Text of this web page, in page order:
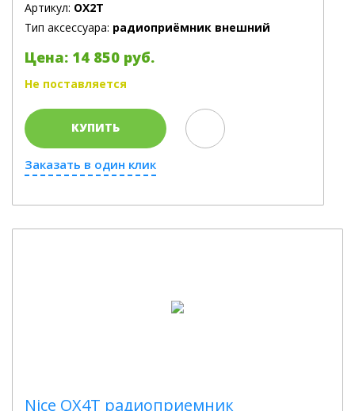
Артикул: OX2T
Тип аксессуара: радиоприёмник внешний
Цена: 14 850 руб.
Не поставляется
КУПИТЬ
Заказать в один клик
Nice OX4T радиоприемник